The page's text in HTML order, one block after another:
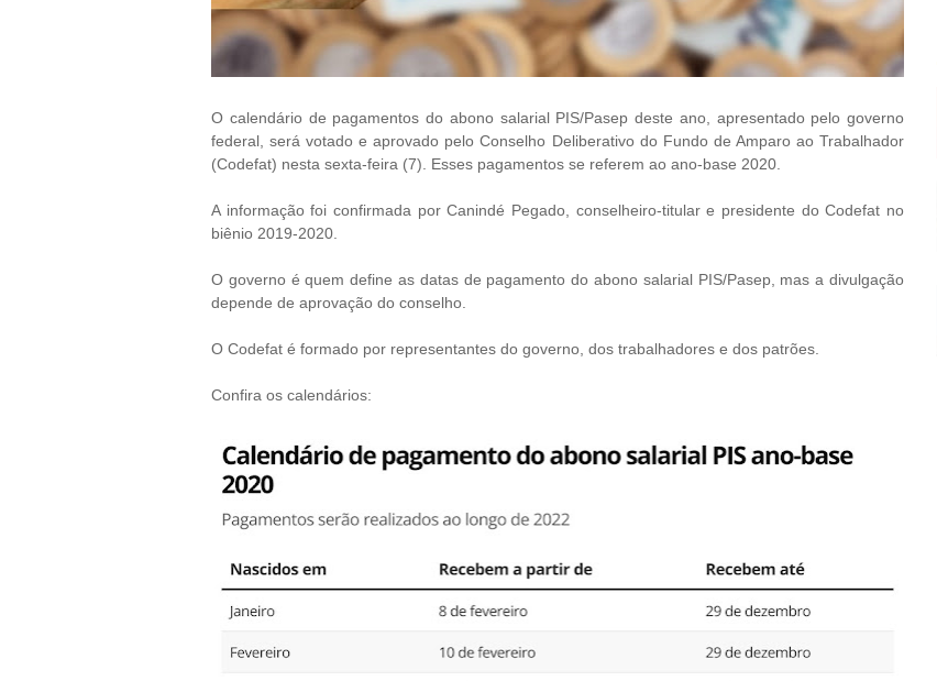
O calendário de pagamentos do abono salarial PIS/Pasep deste ano, apresentado pelo governo
federal, será votado e aprovado pelo Conselho Deliberativo do Fundo de Amparo ao Trabalhador
(Codefat​) nesta sexta-feira (7). Esses pagamentos se referem ao ano-base 2020.
A informação foi confirmada por Canindé Pegado, conselheiro-titular e presidente do Codefat no
biênio 2019-2020.
O governo é quem define as datas de pagamento do abono salarial PIS/Pasep, mas a divulgação
depende de aprovação do conselho.
O Codefat é formado por representantes do governo, dos trabalhadores e dos patrões.
Confira os calendários: